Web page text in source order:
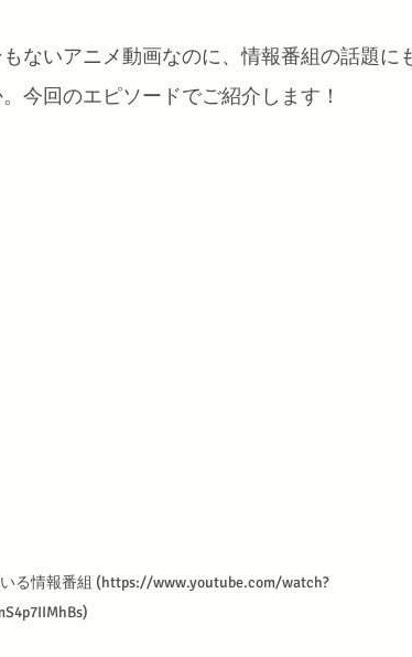
ないアニメ動画なのに、情報番組の話題に
今回のエピソードでご紹介します！
る情報番組 (https://www.youtube.com/watch?